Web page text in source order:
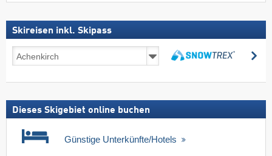
Skireisen inkl. Skipass
inkl.
Dieses Skigebiet online buchen
Günstige Unterkünfte/Hotels